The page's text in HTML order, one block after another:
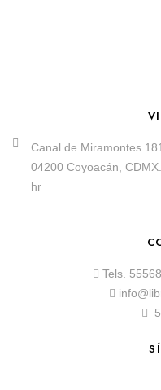
Canal de Miramontes
04200 Coyoacán,
hr
Tels.